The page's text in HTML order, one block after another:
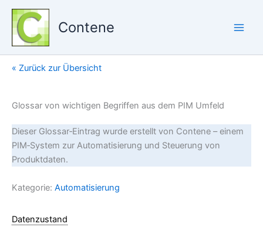
Zum
Inhalt
springen
Contene
« Zurück zur Übersicht
Glossar von wichtigen Begriffen aus dem PIM Umfeld
Dieser Glossar‑Eintrag wurde erstellt von Contene – einem
PIM‑System zur Automatisierung und Steuerung von
Produktdaten.
Kategorie: Automatisierung
Datenzustand